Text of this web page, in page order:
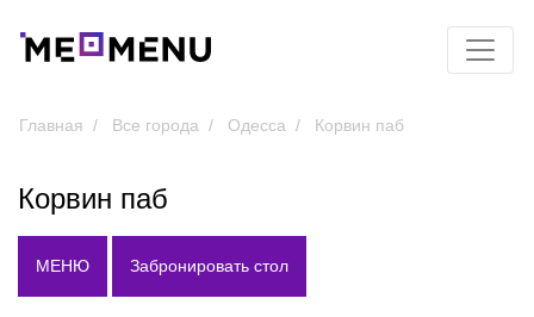
Главная Все города Одесса Корвин паб
Корвин паб
МЕНЮ Забронировать стол